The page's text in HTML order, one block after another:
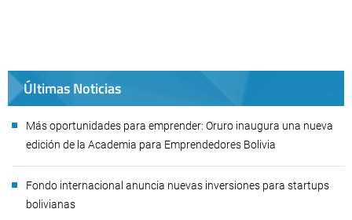
Últimas Noticias
Más oportunidades para emprender: Oruro inaugura una nueva
edición de la Academia para Emprendedores Bolivia
Fondo internacional anuncia nuevas inversiones para startups
bolivianas